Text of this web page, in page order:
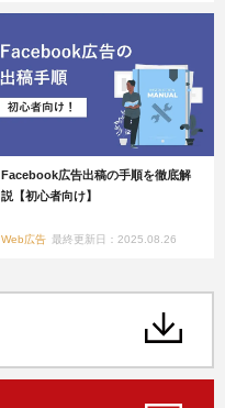
Facebook広告出稿の手順を徹底解
説【初心者向け】
Web広告 最終更新日：2025.08.26